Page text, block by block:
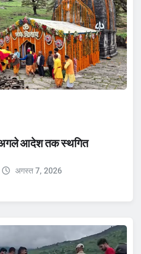
अगले आदेश तक स्थगित
अगस्त 7, 2026